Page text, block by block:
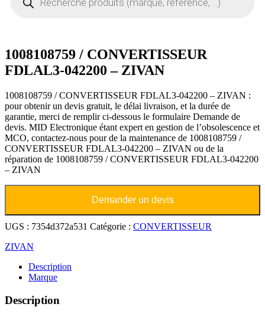
produits
1008108759 / CONVERTISSEUR
FDLAL3-042200 – ZIVAN
1008108759 / CONVERTISSEUR FDLAL3-042200 – ZIVAN :
pour obtenir un devis gratuit, le délai livraison, et la durée de
garantie, merci de remplir ci-dessous le formulaire Demande de
devis. MID Electronique étant expert en gestion de l’obsolescence et
MCO, contactez-nous pour de la maintenance de 1008108759 /
CONVERTISSEUR FDLAL3-042200 – ZIVAN ou de la
réparation de 1008108759 / CONVERTISSEUR FDLAL3-042200
– ZIVAN
Demander un devis
UGS : 7354d372a531 Catégorie : CONVERTISSEUR
ZIVAN
Description
Marque
Description